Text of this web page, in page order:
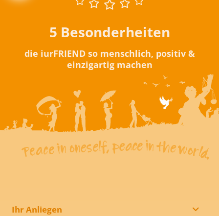
5 Besonderheiten
die iurFRIEND so menschlich, positiv &
einzigartig machen
Ihr Anliegen